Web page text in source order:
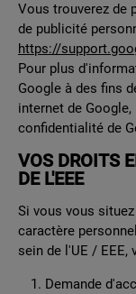
Vous trouverez de
de publicité
https://
Pour plus
Google à des fins
internet de Google,
confidentialité de
VOS DROITS
DE L'EEE
Si vous vous
caractère
sein de l'UE /
Demande